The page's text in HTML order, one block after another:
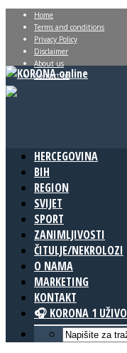
Home
Terms and conditions
Privacy Policy
Disclaimer
About us
Contact us
HERCEGOVINA
BIH
REGION
SVIJET
SPORT
ZANIMLJIVOSTI
ČITULJE/NEKROLOZI
O NAMA
MARKETING
KONTAKT
🎧 KORONA 1 UŽIVO